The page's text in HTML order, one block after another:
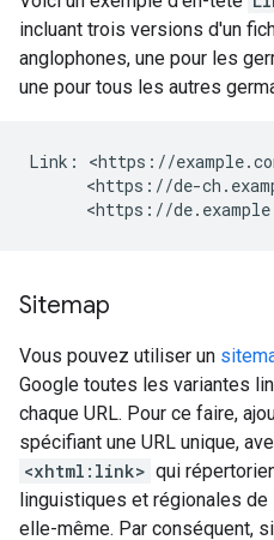
incluant trois versions d'un
anglophones, une pour les
une pour tous les autres
Link: <https://
<https://de-
<https://
Sitemap
Vous pouvez utiliser un
Google toutes les variantes
chaque URL. Pour ce faire,
spécifiant une URL unique,
<xhtml:link> qui
linguistiques et régionales de
elle-même. Par conséquent,